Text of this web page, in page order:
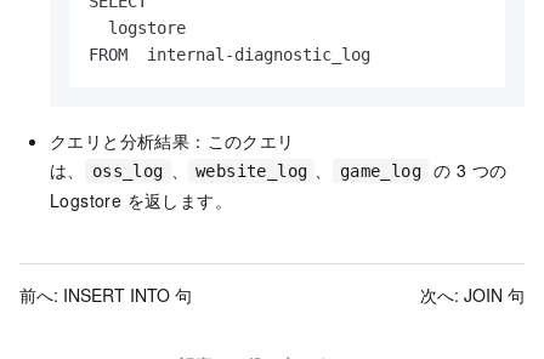
  logstore
FROM  internal-diagnostic_log
クエリと分析結果：このクエリ
は、
oss_log 、 website_log 、 game_log
の 3 つの
Logstore を返します。
前へ: INSERT INTO 句 次へ: JOIN 句